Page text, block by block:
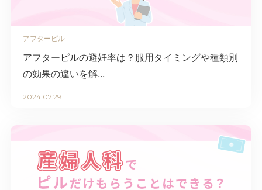
アフターピル
アフターピルの避妊率は？服用タイミングや種類別
の効果の違いを解...
2024.07.29